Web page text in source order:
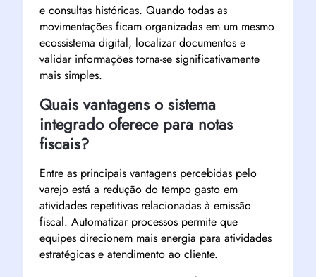
e consultas históricas. Quando todas as
movimentações ficam organizadas em um mesmo
ecossistema digital, localizar documentos e
validar informações torna-se significativamente
mais simples.
Quais vantagens o sistema
integrado oferece para notas
fiscais?
Entre as principais vantagens percebidas pelo
varejo está a redução do tempo gasto em
atividades repetitivas relacionadas à emissão
fiscal. Automatizar processos permite que
equipes direcionem mais energia para atividades
estratégicas e atendimento ao cliente.